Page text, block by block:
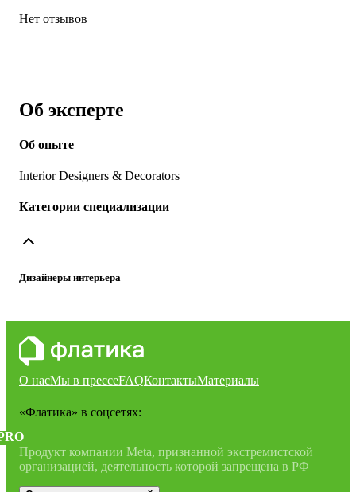
Нет отзывов
Об эксперте
Об опыте
Interior Designers & Decorators
Категории специализации
Дизайнеры интерьера
О насМы в прессеFAQКонтактыМатериалы
«Флатика» в соцсетях:
Продукт компании Meta, признанной экстремистской
организацией, деятельность которой запрещена в РФ